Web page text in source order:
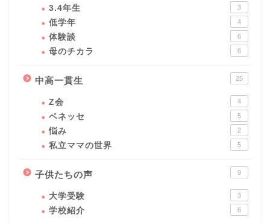
3.4年生 3
低学年 4
体験談 6
母のチカラ 6
中高一貫生 25
Z会 4
ベネッセ 5
悩み 2
私立ママの世界 5
子供たちの声 9
大学受験 3
学校紹介 6